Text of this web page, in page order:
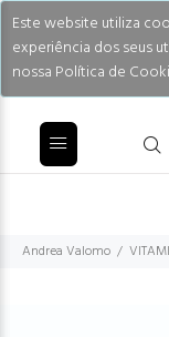
Este website utiliza
experiência dos seus
nossa Política de
Andrea Valomo